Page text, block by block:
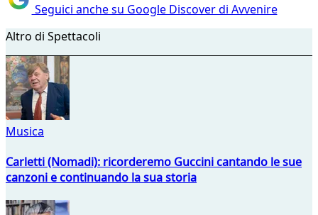
Seguici anche su Google Discover di Avvenire
Altro di Spettacoli
Musica
Carletti (Nomadi): ricorderemo Guccini cantando le sue
canzoni e continuando la sua storia